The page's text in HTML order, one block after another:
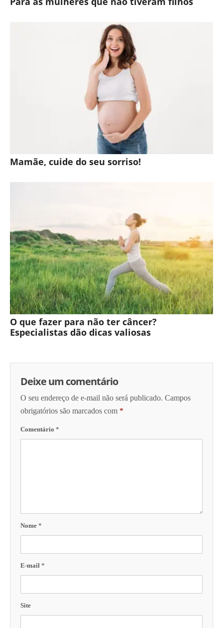
Mamãe, cuide do seu sorriso!
O que fazer para não ter câncer?
Especialistas dão dicas valiosas
Deixe um comentário
O seu endereço de e-mail não será publicado. Campos
obrigatórios são marcados com *
Comentário *
Nome *
E-mail *
Site